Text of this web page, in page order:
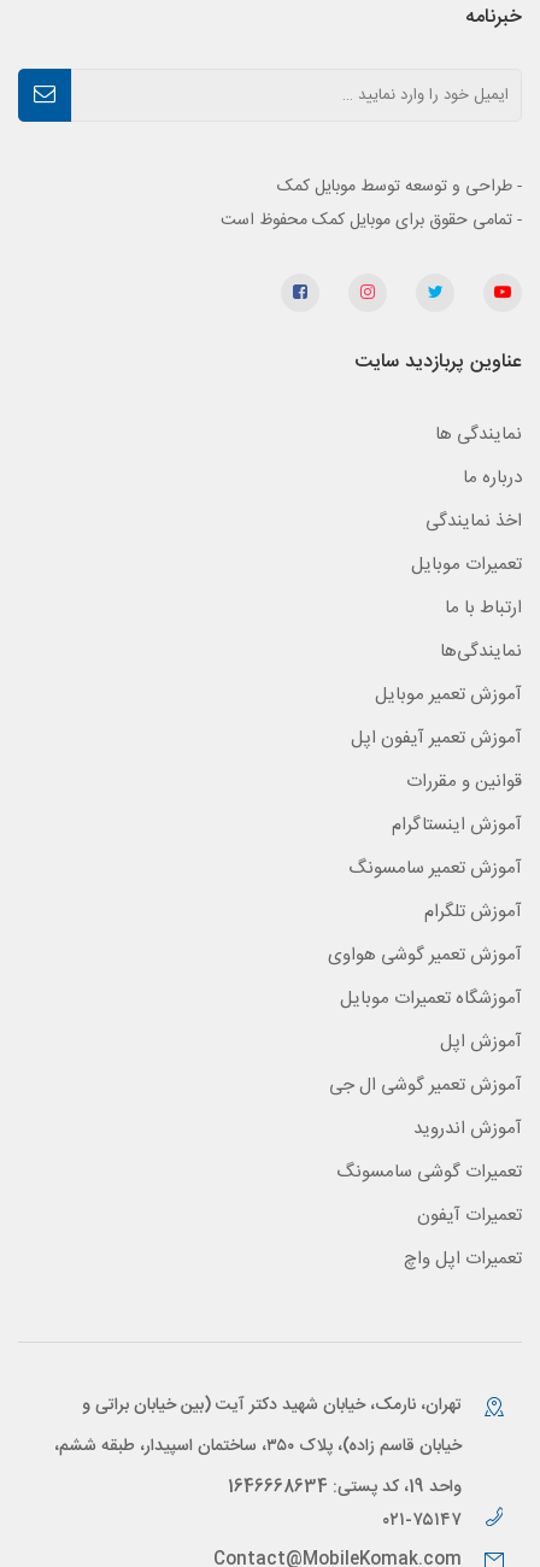
خبرنامه
- طراحی و توسعه توسط موبایل کمک
- تمامی حقوق برای موبایل کمک محفوظ است
عناوین پربازدید سایت
نمایندگی ها
درباره ما
اخذ نمایندگی
تعمیرات موبایل
ارتباط با ما
نمایندگی‌ها
آموزش تعمیر موبایل
آموزش تعمیر آیفون اپل
قوانین و مقررات
آموزش اینستاگرام
آموزش تعمیر سامسونگ
آموزش تلگرام
آموزش تعمیر گوشی هواوی
آموزشگاه تعمیرات موبایل
آموزش اپل
آموزش تعمیر گوشی ال جی
آموزش اندروید
تعمیرات گوشی سامسونگ
تعمیرات آیفون
تعمیرات اپل واچ
تهران، نارمک، خیابان شهید دکتر آیت (بین خیابان براتی و
خیابان قاسم زاده)، پلاک ۳۵۰، ساختمان اسپیدار، طبقه ششم،
واحد 19، کد پستی: 1646668634
۰۲۱-۷۵۱۴۷
Contact@MobileKomak.com